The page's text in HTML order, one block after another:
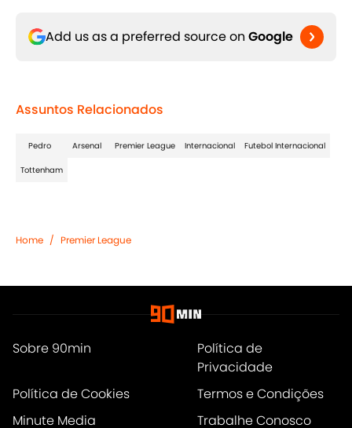
Add us as a preferred source on Google
Assuntos Relacionados
Pedro Arsenal Premier League Internacional Futebol Internacional
Tottenham
Home / Premier League
Sobre 90min
Política de
Privacidade
Política de Cookies
Termos e Condições
Minute Media
Trabalhe Conosco